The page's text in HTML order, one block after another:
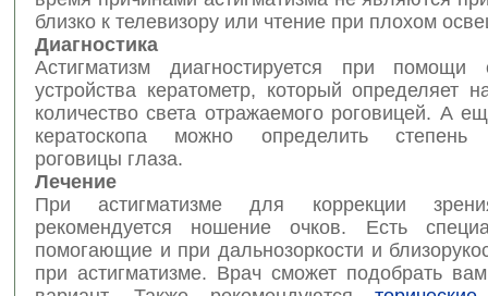
близко к телевизору или чтение при плохом
Диагностика
Астигматизм диагностируется при помощи
устройства кератометр, который определяет
количество света отражаемого роговицей. А
кератоскопа можно определить степень
роговицы глаза.
Лечение
При астигматизме для коррекции
рекомендуется ношение очков. Есть
помогающие и при дальнозоркости и
при астигматизме. Врач сможет подобрать